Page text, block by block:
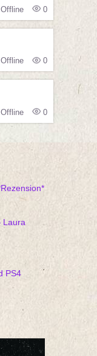
Offline
0
Offline
0
Offline
0
Laura
PS4